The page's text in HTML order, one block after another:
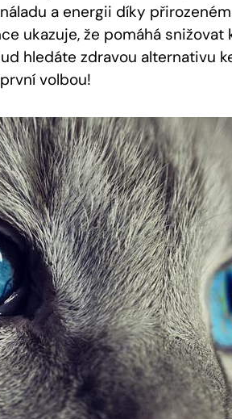
a energii díky
ukazuje, že pomáhá
hledáte zdravou alternativu
volbou!